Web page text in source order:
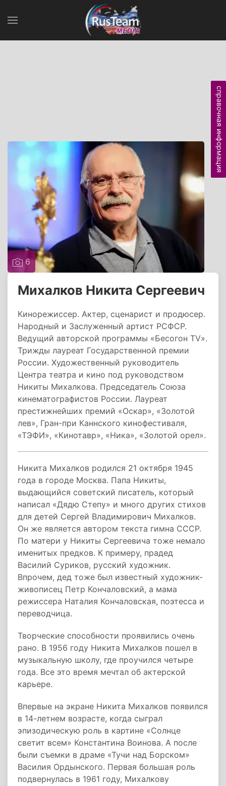
6
Михалков Никита Сергеевич
Кинорежиссер. Актер, сценарист и продюсер.
Народный и Заслуженный артист РСФСР.
Ведущий авторской программы «Бесогон TV».
Трижды лауреат Государственной премии
России. Художественный руководитель
Центра театра и кино под руководством
Никиты Михалкова. Председатель Союза
кинематографистов России. Лауреат
престижнейших премий «Оскар», «Золотой
лев», Гран-при Каннского кинофестиваля,
«ТЭФИ», «Кинотавр», «Ника», «Золотой орел».
Никита Михалков родился 21 октября 1945
года в городе Москва. Папа Никиты,
выдающийся советский писатель, который
написал «Дядю Степу» и много других стихов
для детей Сергей Владимирович Михалков.
Он же является автором текста гимна СССР.
По матери у Никиты Сергеевича тоже немало
именитых предков. К примеру, прадед
Василий Суриков, русский художник.
Впрочем, дед тоже был известный художник-
живописец Петр Кончаловский, а мама
режиссера Наталия Кончаловская, поэтесса и
переводчица.
Творческие способности проявились очень
рано. В 1956 году Никита Михалков пошел в
музыкальную школу, где проучился четыре
года. Все это время мечтал об актерской
карьере.
Впервые на экране Никита Михалков появился
в 14-летнем возрасте, когда сыграл
эпизодическую роль в картине «Солнце
светит всем» Константина Воинова. А после
были съемки в драме «Тучи над Борском»
Василия Ордынского. Первая большая роль
подвернулась в 1961 году, Михалкову
справочная информация